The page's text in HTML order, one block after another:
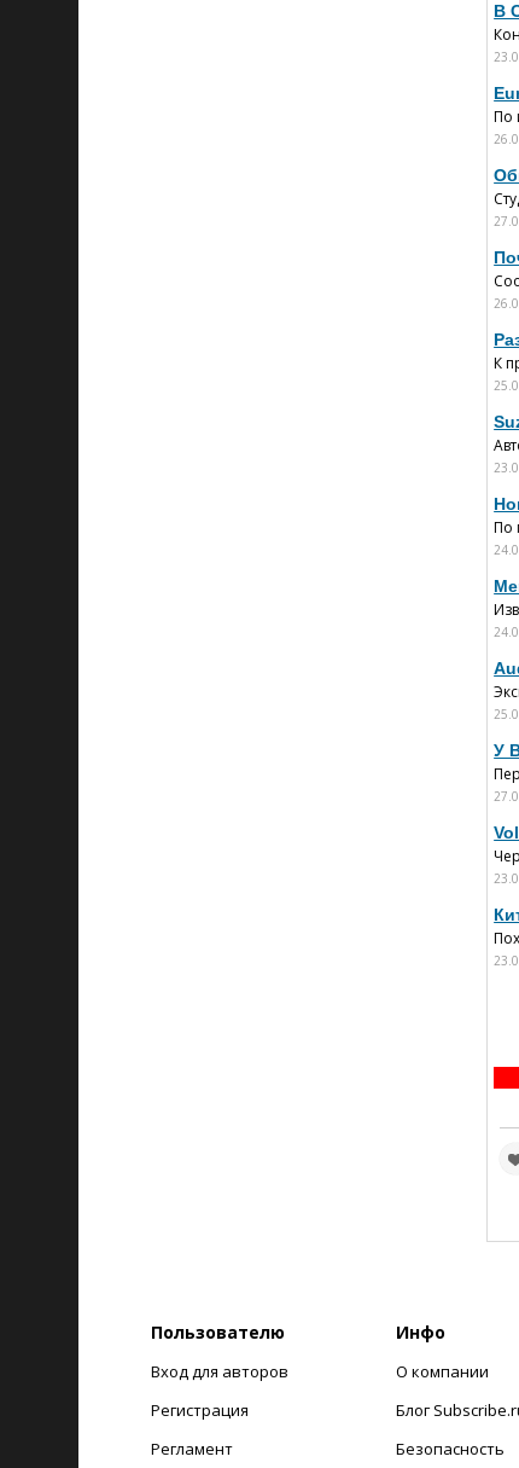
В
По
К
По
У
Пользователю
Вход для авторов
Регистрация
Регламент
Инфо
О компании
Блог
Безопасность